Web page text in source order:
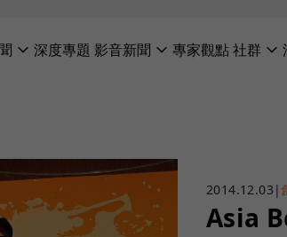
深度專題 影音新聞 專家觀點社群
2014.12.03 |
Asia